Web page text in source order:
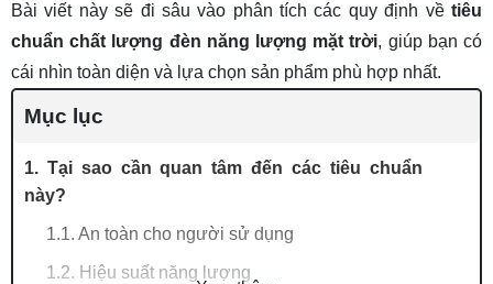
Bài viết này sẽ đi sâu vào phân tích các quy định vềtiêu
chuẩn chất lượng đèn năng lượng mặt trời, giúp bạn có
cái nhìn toàn diện và lựa chọn sản phẩm phù hợp nhất.
Mục lục
1. Tại sao cần quan tâm đến các tiêu chuẩn
này?
1.1. An toàn cho người sử dụng
1.2. Hiệu suất năng lượng